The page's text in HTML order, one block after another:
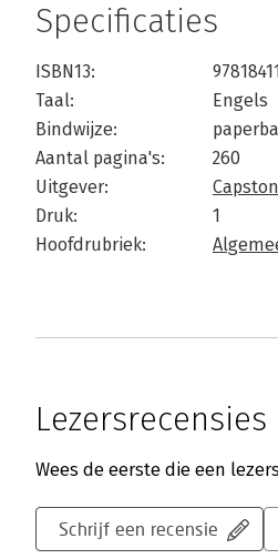
Specificaties
ISBN13:
Taal:
Engels
Bindwijze:
Aantal pagina's:
260
Uitgever:
Druk:
1
Hoofdrubriek:
Lezersrecensies
Wees de eerste die een
Schrijf een recensie